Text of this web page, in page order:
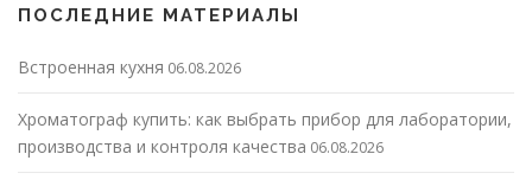
ПОСЛЕДНИЕ МАТЕРИАЛЫ
Встроенная кухня 06.08.2026
Хроматограф купить: как выбрать прибор для лаборатории,
производства и контроля качества 06.08.2026